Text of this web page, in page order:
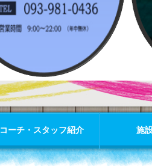
コーチ・スタッフ紹介 施